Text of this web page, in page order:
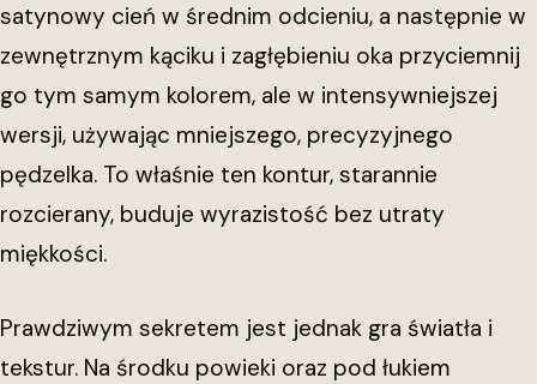
satynowy cień w średnim odcieniu, a następnie w
zewnętrznym kąciku i zagłębieniu oka przyciemnij
go tym samym kolorem, ale w intensywniejszej
wersji, używając mniejszego, precyzyjnego
pędzelka. To właśnie ten kontur, starannie
rozcierany, buduje wyrazistość bez utraty
miękkości.
Prawdziwym sekretem jest jednak gra światła i
tekstur. Na środku powieki oraz pod łukiem